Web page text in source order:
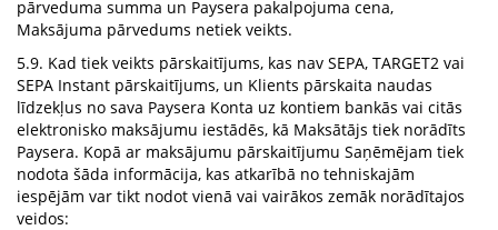
pārveduma summa un Paysera pakalpojuma cena,
Maksājuma pārvedums netiek veikts.
5.9. Kad tiek veikts pārskaitījums, kas nav SEPA, TARGET2 vai
SEPA Instant pārskaitījums, un Klients pārskaita naudas
līdzekļus no sava Paysera Konta uz kontiem bankās vai citās
elektronisko maksājumu iestādēs, kā Maksātājs tiek norādīts
Paysera. Kopā ar maksājumu pārskaitījumu Saņēmējam tiek
nodota šāda informācija, kas atkarībā no tehniskajām
iespējām var tikt nodot vienā vai vairākos zemāk norādītajos
veidos: